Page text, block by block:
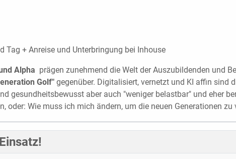
Tag + Anreise und Unterbringung bei Inhouse
Alpha prägen zunehmend die Welt der Auszubildenden und
Golf" gegenüber. Digitalisiert, vernetzt und KI affin sind
gesundheits­bewusst aber auch "weniger belastbar" und eher
oder: Wie muss ich mich ändern, um die neuen Generationen